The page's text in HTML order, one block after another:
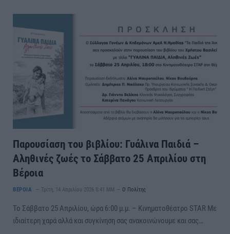
Παρουσίαση του βιβλίου: Γυάλινα Παιδιά –
Αληθινές ζωές το Σάββατο 25 Απριλίου στη
Βέροια
ΒΕΡΟΙΑ Τρίτη, 14 Απριλίου 2026 8:41 ΜΜ Ο Πολίτης
Το Σάββατο 25 Απριλίου, ώρα 6:00 μ.μ. – Κινηματοθέατρο STAR Με
ιδιαίτερη χαρά αλλά και συγκίνηση σας ανακοινώνουμε και σας…